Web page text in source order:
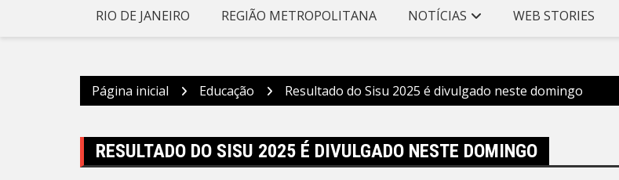
RIO DE JANEIRO REGIÃO METROPOLITANA NOTÍCIAS WEB STORIES
Página inicial Educação Resultado do Sisu 2025 é divulgado neste domingo
RESULTADO DO SISU 2025 É DIVULGADO NESTE DOMINGO